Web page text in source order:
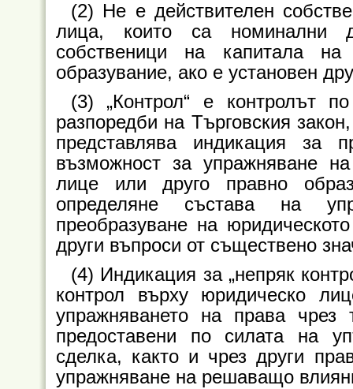
(2) Не е действителен
лица, които са номинални
собственици на капитала
образувание, ако е установен
(3) „Контрол“ е контролът
разпоредби на Търговския
представлява индикация за
възможност за упражняване
лице или друго правно
определяне състава на
преобразуване на
други въпроси от съществено
(4) Индикация за „непряк
контрол върху юридическо
упражняването на права
предоставени по силата на
сделка, както и чрез други
упражняване на решаващо